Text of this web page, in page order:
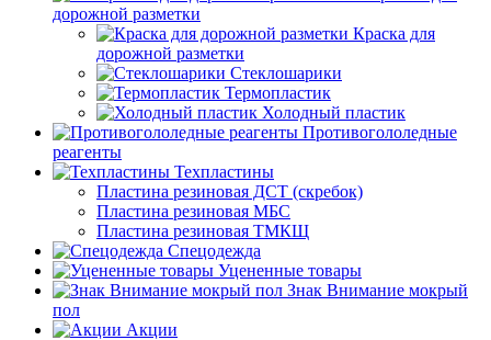
дорожной разметки
Краска для
дорожной разметки
Стеклошарики
Термопластик
Холодный пластик
Противогололедные
реагенты
Техпластины
Пластина резиновая ДСТ (скребок)
Пластина резиновая МБС
Пластина резиновая ТМКЩ
Спецодежда
Уцененные товары
Знак Внимание мокрый
пол
Акции